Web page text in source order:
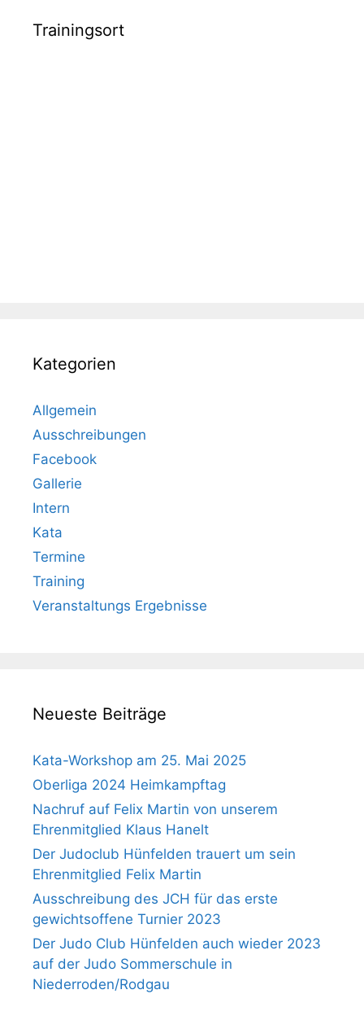
Trainingsort
Kategorien
Allgemein
Ausschreibungen
Facebook
Gallerie
Intern
Kata
Termine
Training
Veranstaltungs Ergebnisse
Neueste Beiträge
Kata-Workshop am 25. Mai 2025
Oberliga 2024 Heimkampftag
Nachruf auf Felix Martin von unserem
Ehrenmitglied Klaus Hanelt
Der Judoclub Hünfelden trauert um sein
Ehrenmitglied Felix Martin
Ausschreibung des JCH für das erste
gewichtsoffene Turnier 2023
Der Judo Club Hünfelden auch wieder 2023
auf der Judo Sommerschule in
Niederroden/Rodgau